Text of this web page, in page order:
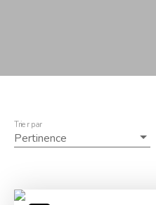
Pertinence
Trier par